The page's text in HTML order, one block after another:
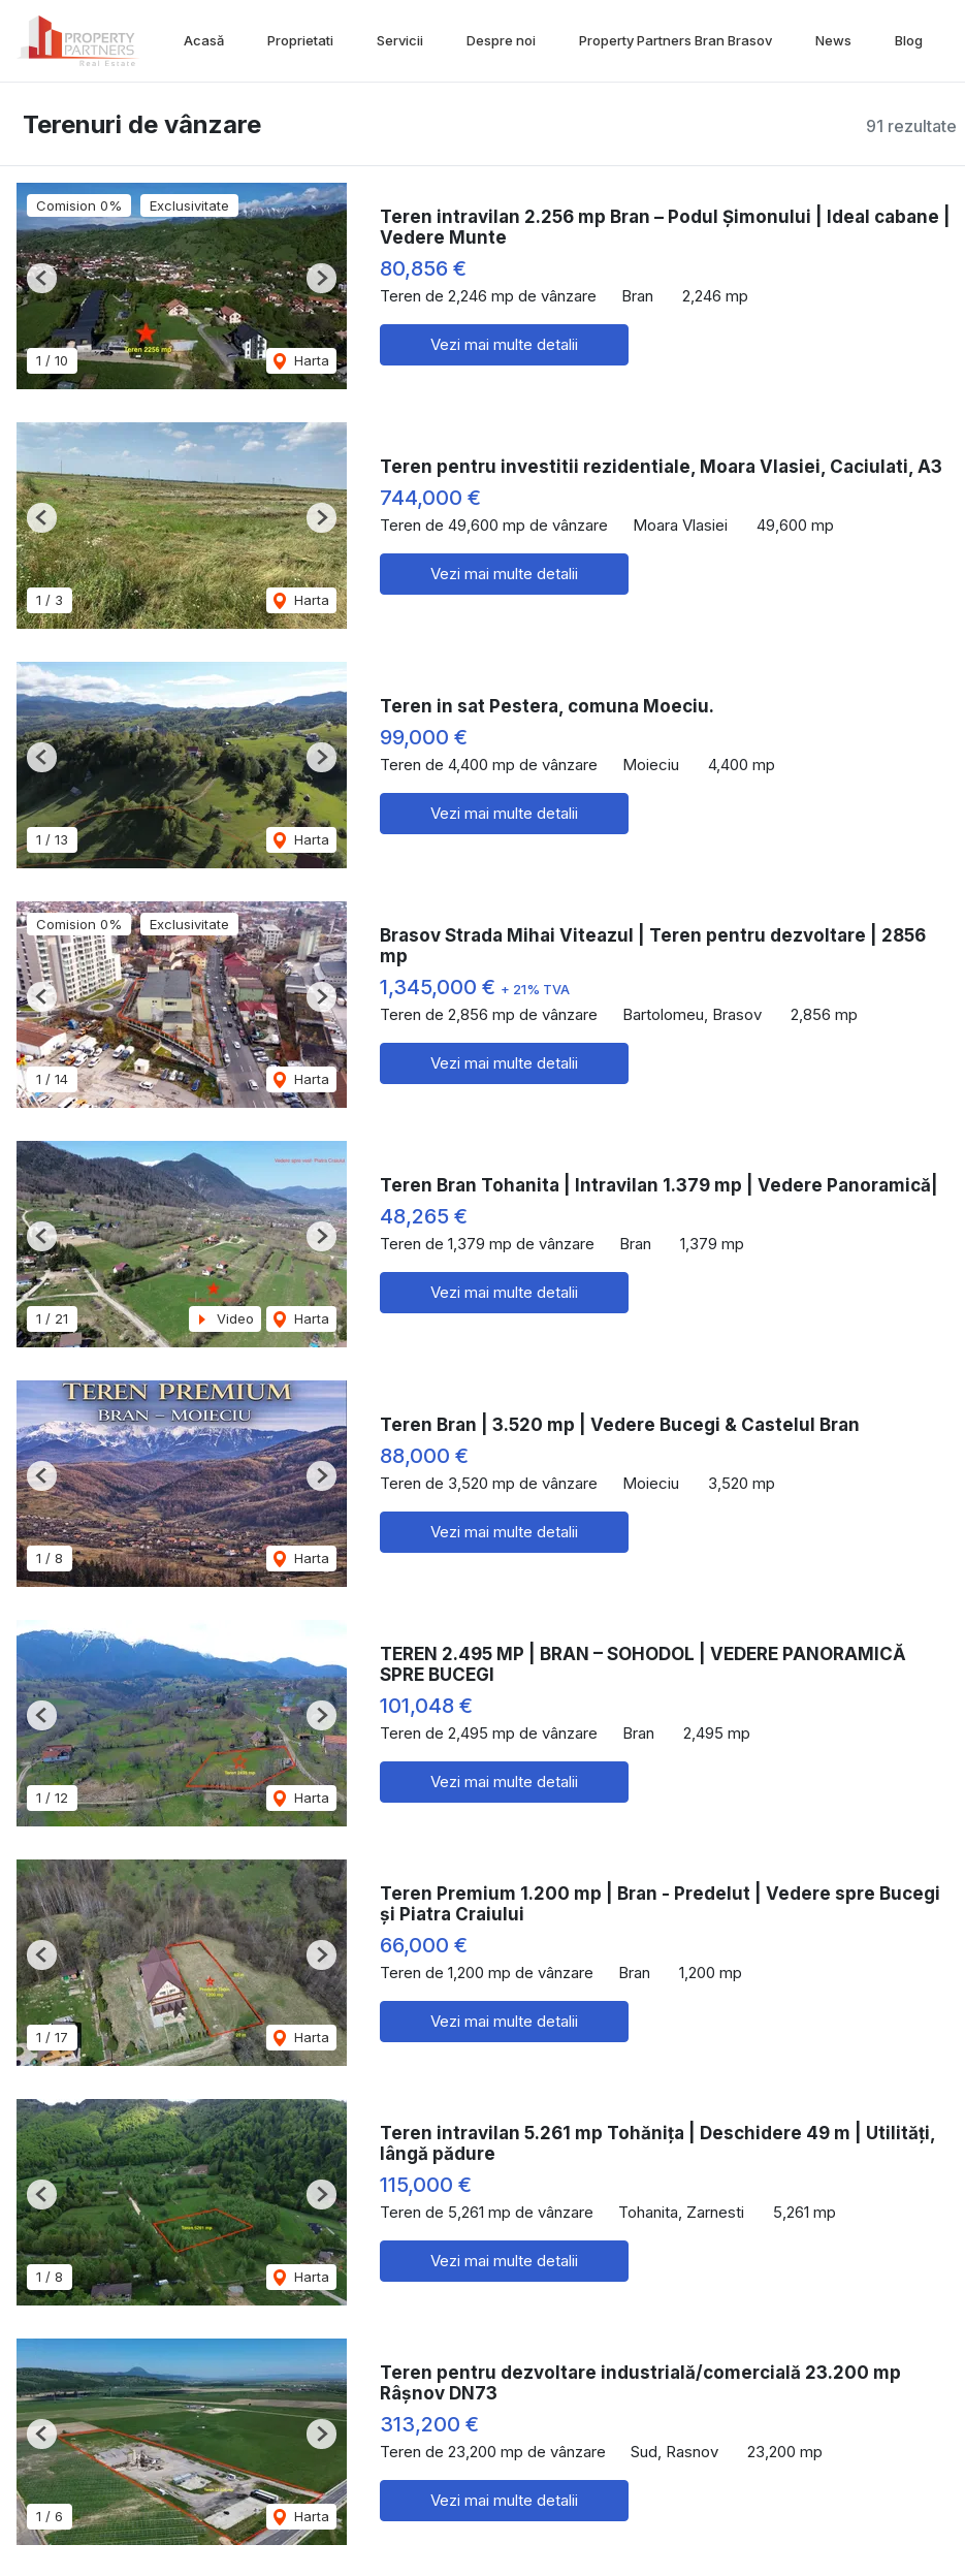
Acasă Proprietati Servicii Despre noi Property Partners Bran Brasov News Blog
91 rezultate
Terenuri de vânzare
Comision 0% Exclusivitate
1 / 10 Harta
Previous Next
Teren intravilan 2.256 mp Bran – Podul Șimonului | Ideal cabane |
Vedere Munte
80,856 €
Teren de 2,246 mp de vânzare Bran 2,246 mp
Vezi mai multe detalii
1 / 3 Harta
Previous Next
Teren pentru investitii rezidentiale, Moara Vlasiei, Caciulati, A3
744,000 €
Teren de 49,600 mp de vânzare Moara Vlasiei 49,600 mp
Vezi mai multe detalii
1 / 13 Harta
Previous Next
Teren in sat Pestera, comuna Moeciu.
99,000 €
Teren de 4,400 mp de vânzare Moieciu 4,400 mp
Vezi mai multe detalii
Comision 0% Exclusivitate
1 / 14 Harta
Previous Next
Brasov Strada Mihai Viteazul | Teren pentru dezvoltare | 2856
mp
1,345,000 € + 21% TVA
Teren de 2,856 mp de vânzare Bartolomeu, Brasov 2,856 mp
Vezi mai multe detalii
1 / 21 Video Harta
Previous Next
Teren Bran Tohanita | Intravilan 1.379 mp | Vedere Panoramică|
48,265 €
Teren de 1,379 mp de vânzare Bran 1,379 mp
Vezi mai multe detalii
1 / 8 Harta
Previous Next
Teren Bran | 3.520 mp | Vedere Bucegi & Castelul Bran
88,000 €
Teren de 3,520 mp de vânzare Moieciu 3,520 mp
Vezi mai multe detalii
1 / 12 Harta
Previous Next
TEREN 2.495 MP | BRAN – SOHODOL | VEDERE PANORAMICĂ
SPRE BUCEGI
101,048 €
Teren de 2,495 mp de vânzare Bran 2,495 mp
Vezi mai multe detalii
1 / 17 Harta
Previous Next
Teren Premium 1.200 mp | Bran - Predelut | Vedere spre Bucegi
și Piatra Craiului
66,000 €
Teren de 1,200 mp de vânzare Bran 1,200 mp
Vezi mai multe detalii
1 / 8 Harta
Previous Next
Teren intravilan 5.261 mp Tohănița | Deschidere 49 m | Utilități,
lângă pădure
115,000 €
Teren de 5,261 mp de vânzare Tohanita, Zarnesti 5,261 mp
Vezi mai multe detalii
1 / 6 Harta
Previous Next
Teren pentru dezvoltare industrială/comercială 23.200 mp
Râșnov DN73
313,200 €
Teren de 23,200 mp de vânzare Sud, Rasnov 23,200 mp
Vezi mai multe detalii